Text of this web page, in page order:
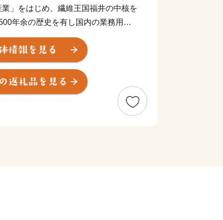
」をはじめ、繊維王国福井の中核を
年余の歴史を有し国内の業務用漆
、そして、近年はIT産業など、産業
ち」です。
った金属加工技術を生かし、医療や
出しています。王山古墳をはじめ、
あり、近松門左衛門が幼少期を過ご
並みが残っています。また、豊かな自